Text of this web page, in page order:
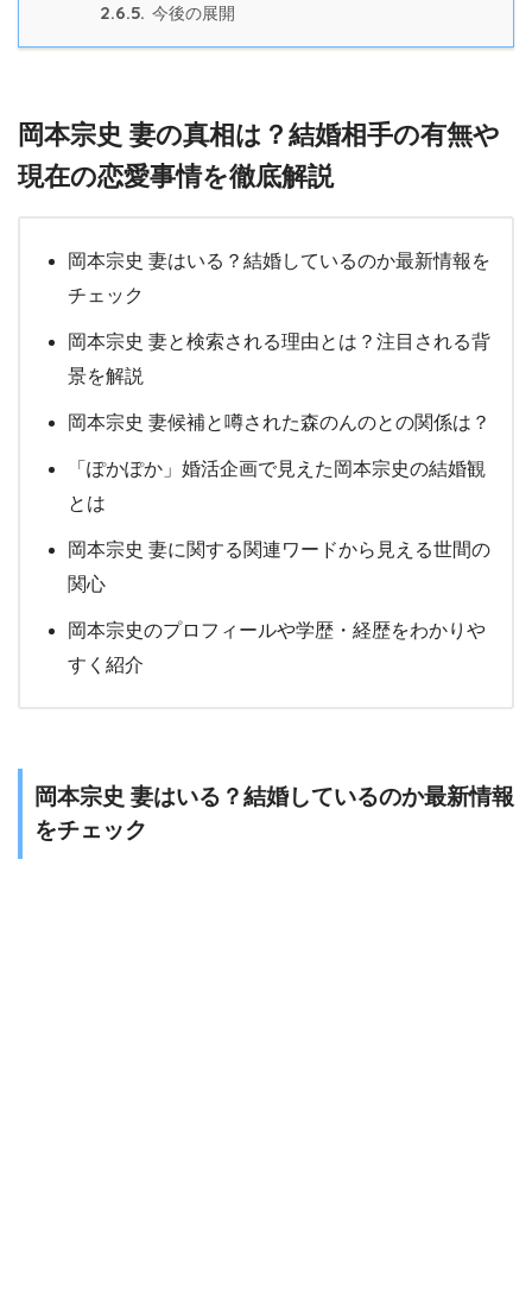
2.6.5. 今後の展開
岡本宗史 妻の真相は？結婚相手の有無や
現在の恋愛事情を徹底解説
岡本宗史 妻はいる？結婚しているのか最新情報を
チェック
岡本宗史 妻と検索される理由とは？注目される背
景を解説
岡本宗史 妻候補と噂された森のんのとの関係は？
「ぽかぽか」婚活企画で見えた岡本宗史の結婚観
とは
岡本宗史 妻に関する関連ワードから見える世間の
関心
岡本宗史のプロフィールや学歴・経歴をわかりや
すく紹介
岡本宗史 妻はいる？結婚しているのか最新情報
をチェック